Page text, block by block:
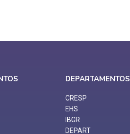
DEPARTAMENTOS
CRESP
EHS
IBGR
DEPART